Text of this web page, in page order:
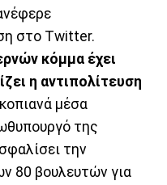
στο Twitter.
κόμμα έχει
η αντιπολίτευση
μέσα
της
την
80 βουλευτών για